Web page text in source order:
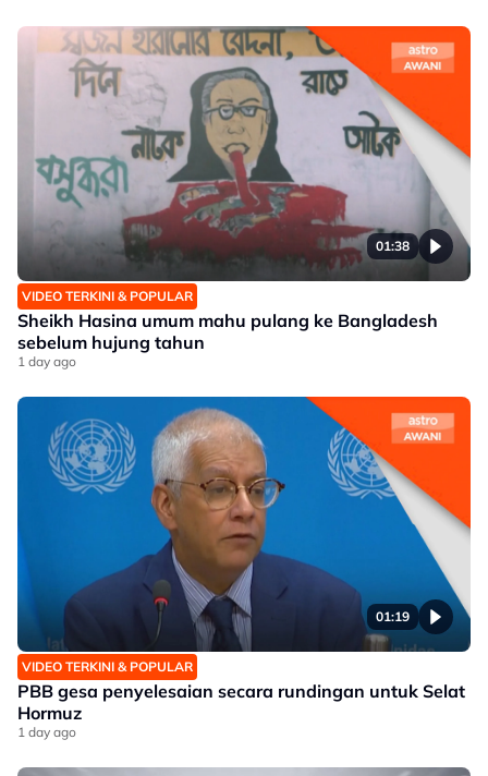
01:38
VIDEO TERKINI & POPULAR
Sheikh Hasina umum mahu pulang ke Bangladesh
sebelum hujung tahun
1 day ago
01:19
VIDEO TERKINI & POPULAR
PBB gesa penyelesaian secara rundingan untuk Selat
Hormuz
1 day ago